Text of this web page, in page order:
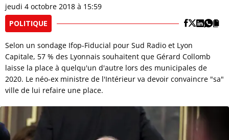
jeudi 4 octobre 2018 à 15:59
POLITIQUE
Selon un sondage Ifop-Fiducial pour Sud Radio et Lyon
Capitale, 57 % des Lyonnais souhaitent que Gérard Collomb
laisse la place à quelqu'un d'autre lors des municipales de
2020. Le néo-ex ministre de l'Intérieur va devoir convaincre "sa"
ville de lui refaire une place.